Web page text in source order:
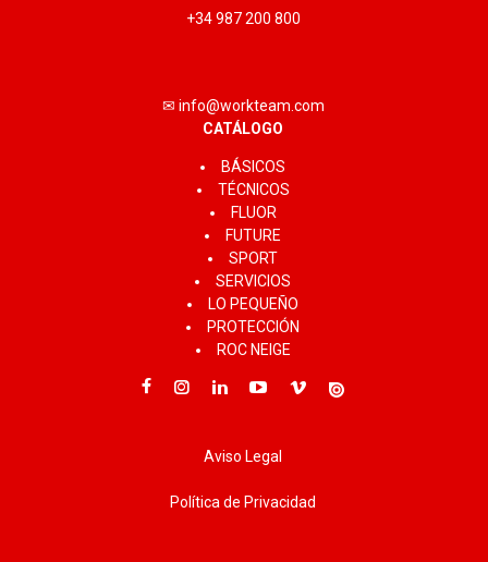
+34 987 200 800
✉ info@workteam.com
CATÁLOGO
BÁSICOS
TÉCNICOS
FLUOR
FUTURE
SPORT
SERVICIOS
LO PEQUEÑO
PROTECCIÓN
ROC NEIGE
Aviso Legal
Política de Privacidad